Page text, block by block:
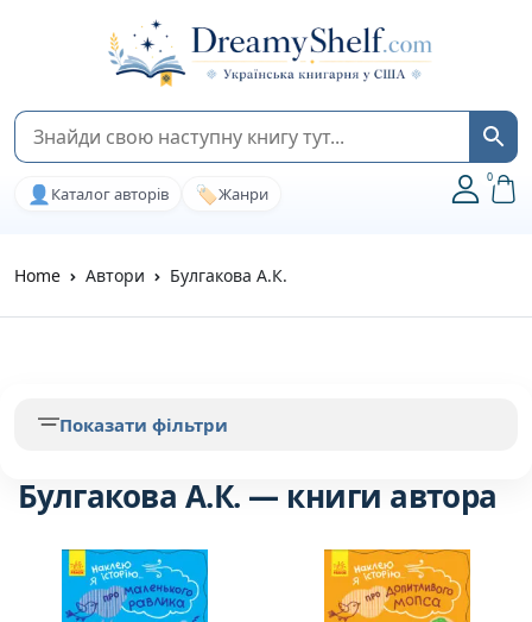
👤 Каталог авторів 🏷️Жанри
0
Home Автори Булгакова А.К.
Булгакова А.К. — книги автора
Показати фільтри